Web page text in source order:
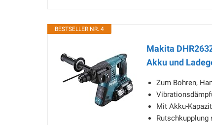
BESTSELLER NR. 4
Makita
Akku und
Zum Bohren,
Mit Akku-
Rutschkupplung